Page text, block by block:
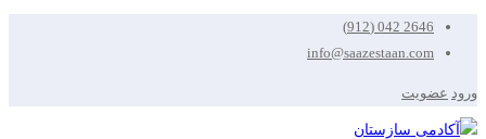
2646 042 (912)
info@saazestaan.com
ورود عضویت